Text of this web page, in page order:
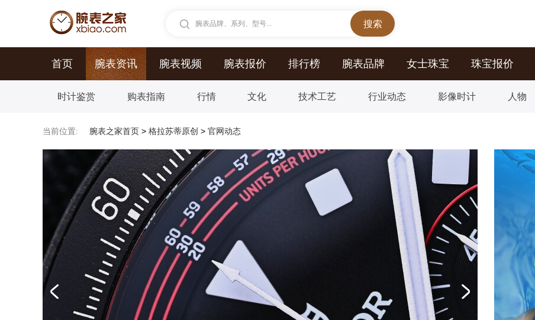
腕表品牌、系列、型号...
首页 腕表资讯 腕表视频 腕表报价 排行榜 腕表品牌 女士珠宝 珠宝报价
时计鉴赏 购表指南 行情 文化 技术工艺 行业动态 影像时计 人物
当前位置: 腕表之家首页 > 格拉苏蒂原创 > 官网动态